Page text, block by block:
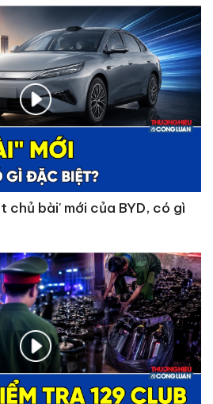
chủ bài' mới của BYD, có gì